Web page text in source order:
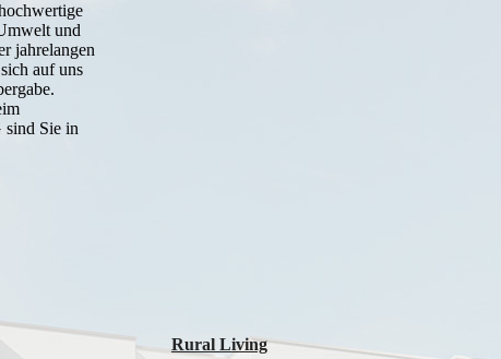
und
jahrelangen
auf uns
Sie in
Rural Living